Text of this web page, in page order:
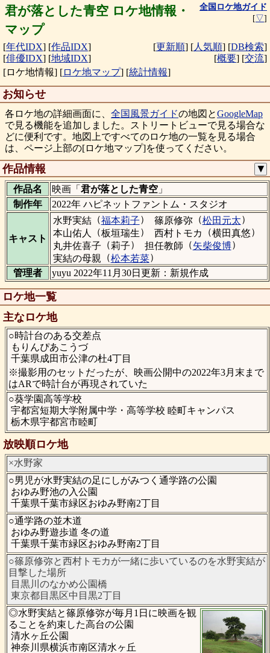
君が落とした青空 ロケ地情報・
マップ
全国ロケ地ガイド
[▽]
[年代IDX] [作品IDX]
[俳優IDX] [地域IDX]
[更新順] [人気順] [DB検索]
[概要] [交流]
[ロケ地情報] [ロケ地マップ] [統計情報]
お知らせ
各ロケ地の詳細画面に、 全国風景ガイドの地図とGoogleMap
で見る機能を追加しました。ストリートビューで見る場合な
どに便利です。地図上ですべてのロケ地の一覧を見る場合
は、ページ上部の[ロケ地マップ]を使ってください。
作品情報 ▼
作品名 映画「 君が落とした青空」
制作年
2022年 ハピネットファントム・スタジオ
キャスト
水野実結（福本莉子） 篠原修弥（松田元太）
本山佑人
（板垣瑞生） 西村トモカ （横田真悠）
丸井佐喜子 （莉子） 担任教師 （矢柴俊博）
実結の母親 （松本若菜）
管理者
yuyu 2022年11月30日更新：新規作成
ロケ地一覧
主なロケ地
○時計台のある交差点
もりんぴあこうづ
千葉県成田市公津の杜4丁目
※撮影用のセットだったが、映画公開中の2022年3月末まで
はARで時計台が再現されていた
○葵学園高等学校
宇都宮短期大学附属中学・高等学校 睦町キャンパス
栃木県宇都宮市睦町
放映順ロケ地
×水野家
○男児が水野実結の足にしがみつく通学路の公園
おゆみ野池の入公園
千葉県千葉市緑区おゆみ野南2丁目
○通学路の並木道
おゆみ野遊歩道 冬の道
千葉県千葉市緑区おゆみ野南2丁目
○篠原修弥と西村トモカが一緒に歩いているのを水野実結が
目撃した場所
目黒川のなかめ公園橋
東京都目黒区中目黒2丁目
◎水野実結と篠原修弥が毎月1日に映画を観
ることを約束した高台の公園
清水ヶ丘公園
神奈川県横浜市南区清水ヶ丘